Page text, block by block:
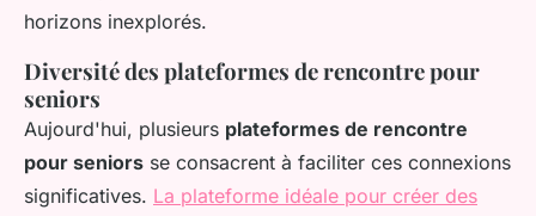
horizons inexplorés.
Diversité des plateformes de rencontre pour
seniors
Aujourd'hui, plusieurs plateformes de rencontre
pour seniors se consacrent à faciliter ces connexions
significatives. La plateforme idéale pour créer des